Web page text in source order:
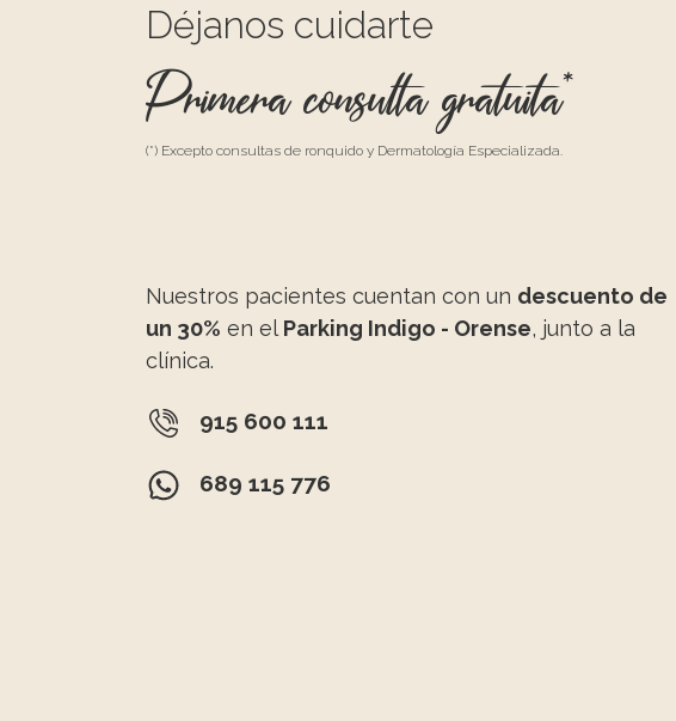
Déjanos cuidarte
Primera consulta gratuita*
(*) Excepto consultas de ronquido y Dermatología Especializada.
Nuestros pacientes cuentan con un descuento de
un 30% en el Parking Indigo - Orense, junto a la
clínica.
915 600 111
689 115 776